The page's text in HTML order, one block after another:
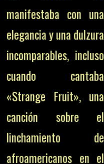
manifestaba con una
elegancia y una dulzura
incomparables, incluso
cuando cantaba
«Strange Fruit», una
canción sobre el
linchamiento de
afroamericanos en el